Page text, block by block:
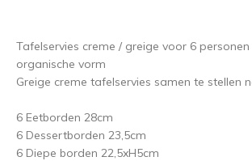
Tafelservies creme / greige voor 6 personen
organische vorm
Greige creme tafelservies samen te stellen
6 Eetborden 28cm
6 Dessertborden 23,5cm
6 Diepe borden 22,5xH5cm